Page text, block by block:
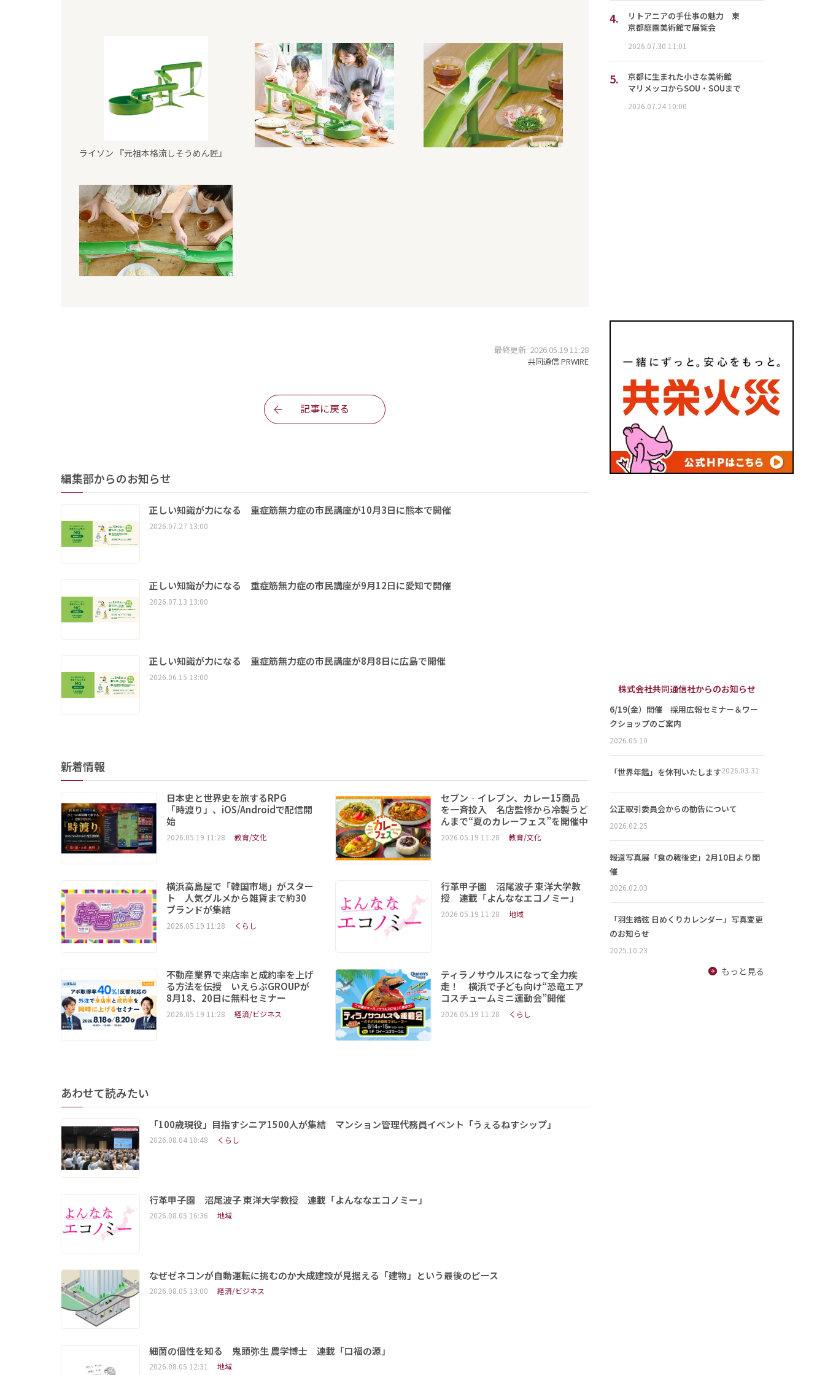
ライソン 『元祖本格流しそうめん匠』
最終更新: 2026.05.19 11:28
共同通信 PRWIRE
記事に戻る
編集部からのお知らせ
正しい知識が力になる 重症筋無力症の市民講座が10月3日に熊本で開催
2026.07.27 13:00
正しい知識が力になる 重症筋無力症の市民講座が9月12日に愛知で開催
2026.07.13 13:00
正しい知識が力になる 重症筋無力症の市民講座が8月8日に広島で開催
2026.06.15 13:00
新着情報
日本史と世界史を旅するRPG
「時渡り」、iOS/Androidで配信開
始
2026.05.19 11:28 教育/文化
セブン‐イレブン、カレー15商品
を一斉投入 名店監修から冷製うど
んまで“夏のカレーフェス”を開催中
2026.05.19 11:28 教育/文化
横浜高島屋で「韓国市場」がスター
ト 人気グルメから雑貨まで約30
ブランドが集結
2026.05.19 11:28 くらし
行革甲子園 沼尾波子 東洋大学教
授 連載「よんななエコノミー」
2026.05.19 11:28 地域
不動産業界で来店率と成約率を上げ
る方法を伝授 いえらぶGROUPが
8月18、20日に無料セミナー
2026.05.19 11:28 経済/ビジネス
ティラノサウルスになって全力疾
走！ 横浜で子ども向け“恐竜エア
コスチュームミニ運動会”開催
2026.05.19 11:28 くらし
あわせて読みたい
「100歳現役」目指すシニア1500人が集結 マンション管理代務員イベント「うぇるねすシップ」
2026.08.04 10:48 くらし
行革甲子園 沼尾波子 東洋大学教授 連載「よんななエコノミー」
2026.08.05 16:36 地域
なぜゼネコンが自動運転に挑むのか――大成建設が見据える「建物」という最後のピース
2026.08.05 13:00 経済/ビジネス
細菌の個性を知る 鬼頭弥生 農学博士 連載「口福の源」
2026.08.05 12:31 地域
4.
リトアニアの手仕事の魅力 東
京都庭園美術館で展覧会
2026.07.30 11:01
5.
京都に生まれた小さな美術館
マリメッコからSOU・SOUまで
2026.07.24 10:00
株式会社共同通信社からのお知らせ
6/19(金）開催 採用広報セミナー＆ワー
クショップのご案内
2026.05.10
「世界年鑑」を休刊いたします2026.03.31
公正取引委員会からの勧告について
2026.02.25
報道写真展「食の戦後史」2月10日より開
催
2026.02.03
「羽生結弦 日めくりカレンダー」写真変更
のお知らせ
2025.10.23
もっと見る